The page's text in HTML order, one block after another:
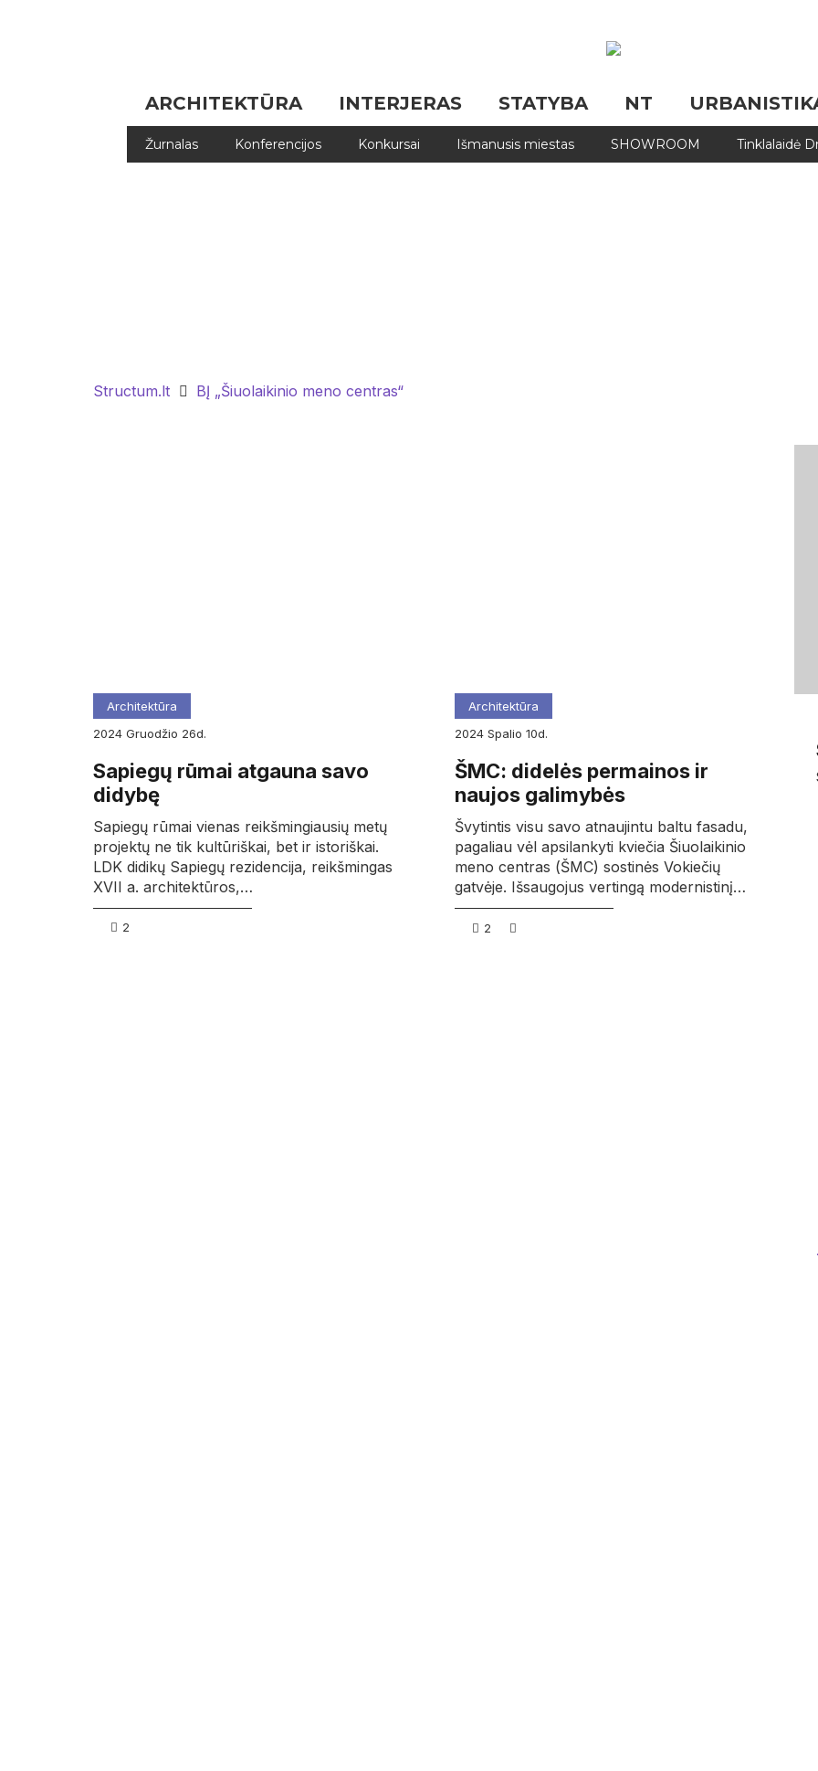
ARCHITEKTŪRA INTERJERAS STATYBA NT
Žurnalas Konferencijos Konkursai Išmanusis miestas SHOWROOM Tinklalaidė
Structum.lt BĮ „Šiuolaikinio meno centras“
Architektūra
2024
gruodžio 26d.
Sapiegų rūmai atgauna savo
didybę
Sapiegų rūmai vienas reikšmingiausių metų
projektų ne tik kultūriškai, bet ir istoriškai.
LDK didikų Sapiegų rezidencija, reikšmingas
XVII a. architektūros,…
2
Architektūra
2024
spalio 10d.
ŠMC: didelės permainos ir
naujos galimybės
Švytintis visu savo atnaujintu baltu fasadu,
pagaliau vėl apsilankyti kviečia Šiuolaikinio
meno centras (ŠMC) sostinės Vokiečių
gatvėje. Išsaugojus vertingą modernistinį…
2